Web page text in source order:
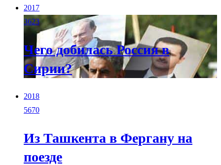
2017
3623
Чего добилась Россия в
Сирии?
2018
5670
Из Ташкента в Фергану на
поезде